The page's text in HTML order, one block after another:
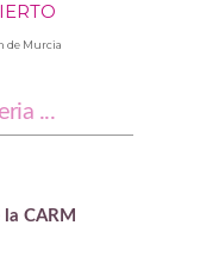
de Murcia
CARM